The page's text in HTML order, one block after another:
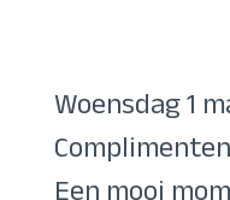
Woensdag 1